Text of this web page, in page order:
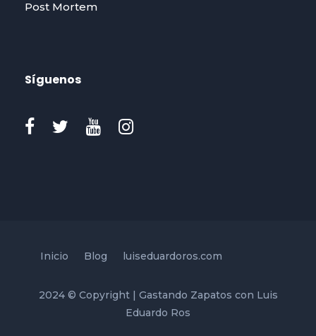
Post Mortem
Síguenos
Inicio Blog luiseduardoros.com
2024 © Copyright | Gastando Zapatos con Luis
Eduardo Ros